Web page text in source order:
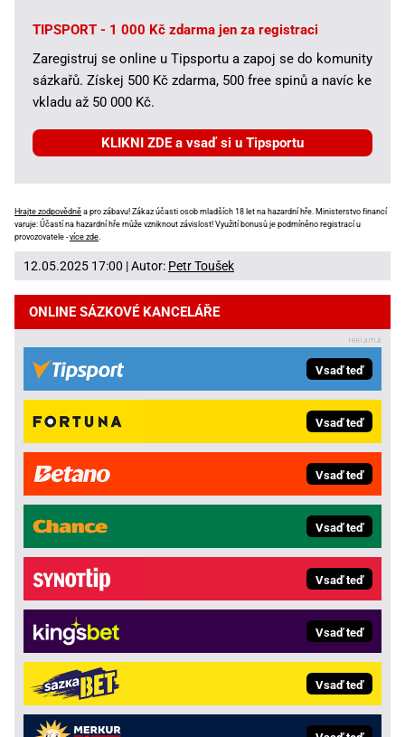
TIPSPORT - 1 000 Kč zdarma jen za registraci
Zaregistruj se online u Tipsportu a zapoj se do komunity
sázkařů. Získej 500 Kč zdarma, 500 free spinů a navíc ke
vkladu až 50 000 Kč.
KLIKNI ZDE a vsaď si u Tipsportu
Hrajte zodpovědně a pro zábavu! Zákaz účasti osob mladších 18 let na hazardní hře. Ministerstvo financí
varuje: Účastí na hazardní hře může vzniknout závislost! Využití bonusů je podmíněno registrací u
provozovatele -více zde.
12.05.2025 17:00 | Autor: Petr Toušek
ONLINE SÁZKOVÉ KANCELÁŘE
Vsaď teď
Vsaď teď
Vsaď teď
Vsaď teď
Vsaď teď
Vsaď teď
Vsaď teď